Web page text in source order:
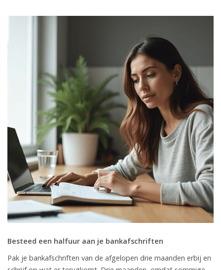
Besteed een halfuur aan je bankafschriften
Pak je bankafschriften van de afgelopen drie maanden erbij en